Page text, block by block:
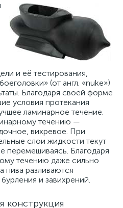
и её тестирования,
(от англ. «nuke»)
Благодаря своей форме
условия протекания
ламинарное течение.
течению —
вихревое. При
слои жидкости текут
перемешиваясь. Благодаря
течению даже сильно
пива разливаются
и завихрений.
конструкция